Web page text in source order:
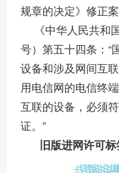
规章的决定》修正案
《中华人民共和
号）第五十四条：“
设备和涉及网间互
用电信网的电信终
互联的设备，必须
证。”
旧版进网许可标